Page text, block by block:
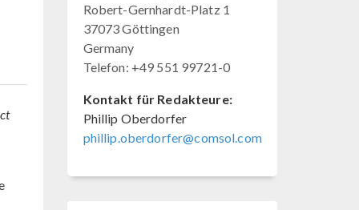
Robert-Gernhardt-Platz 1
37073 Göttingen
Germany
Telefon: +49 551 99721-0
Kontakt für Redakteure:
Phillip Oberdorfer
phillip.oberdorfer@comsol.com